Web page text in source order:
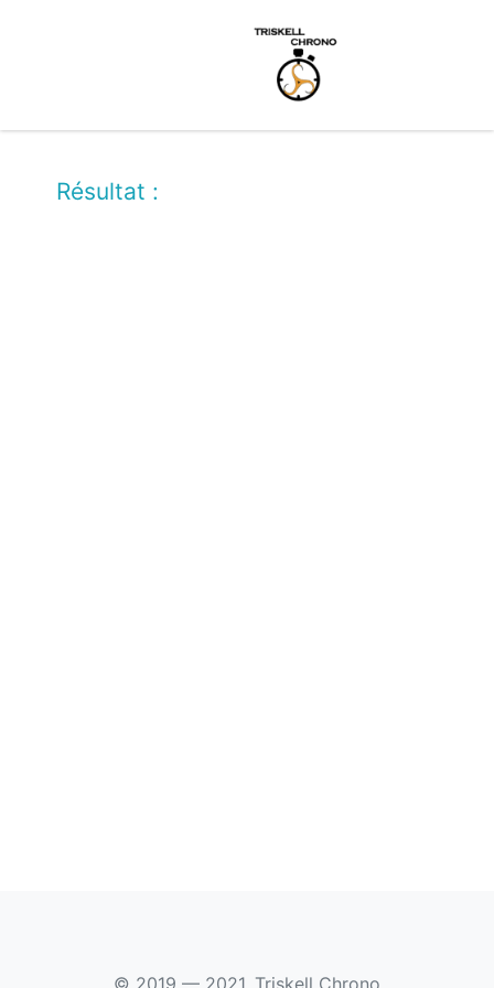
Résultat :
© 2019 — 2021, Triskell Chrono